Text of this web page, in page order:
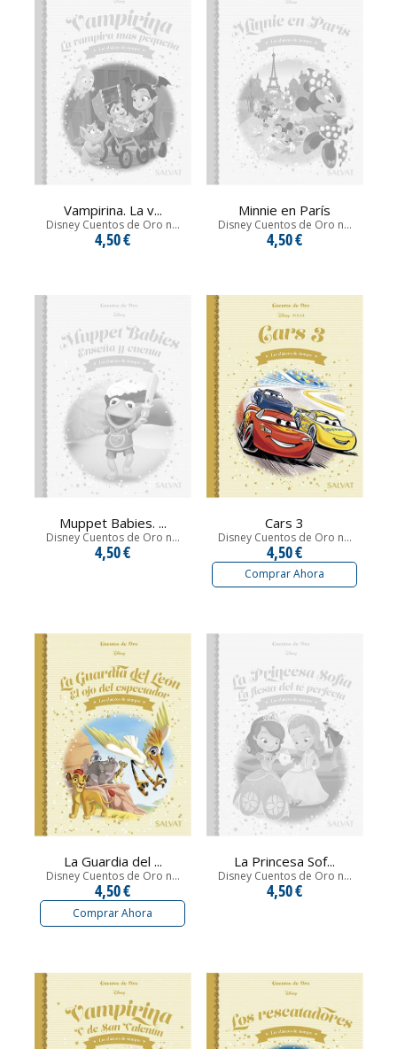
Vampirina. La v...
Disney Cuentos de Oro n...
4,50 €
Minnie en París
Disney Cuentos de Oro n...
4,50 €
Muppet Babies. ...
Disney Cuentos de Oro n...
4,50 €
Cars 3
Disney Cuentos de Oro n...
4,50 €
Comprar Ahora
La Guardia del ...
Disney Cuentos de Oro n...
4,50 €
Comprar Ahora
La Princesa Sof...
Disney Cuentos de Oro n...
4,50 €